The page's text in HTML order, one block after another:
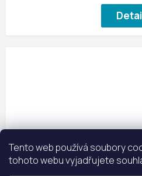
Tento web používá soubory
tohoto webu vyjadřujete